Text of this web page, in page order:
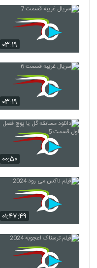
۰۳:۱۹
۰۳:۱۹
۰۰:۵۰
۰۱:۴۷:۴۹